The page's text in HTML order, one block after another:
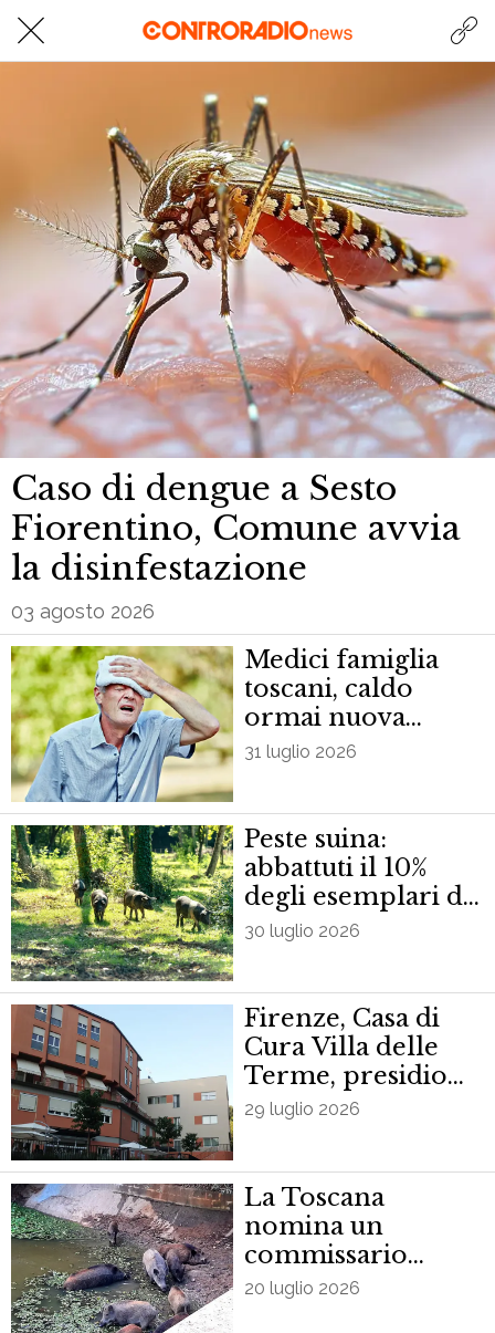
Caso di dengue a Sesto
Fiorentino, Comune avvia
la disinfestazione
03 agosto 2026
Medici famiglia
toscani, caldo
ormai nuova
normalità, 30%
31 luglio 2026
Peste suina:
abbattuti il 10%
degli esemplari di
Cinta senese
30 luglio 2026
Firenze, Casa di
Cura Villa delle
Terme, presidio
Cgil-Cisl-Uil di
condizioni di
lavoro
29 luglio 2026
La Toscana
nomina un
commissario
straordinario per
20 luglio 2026